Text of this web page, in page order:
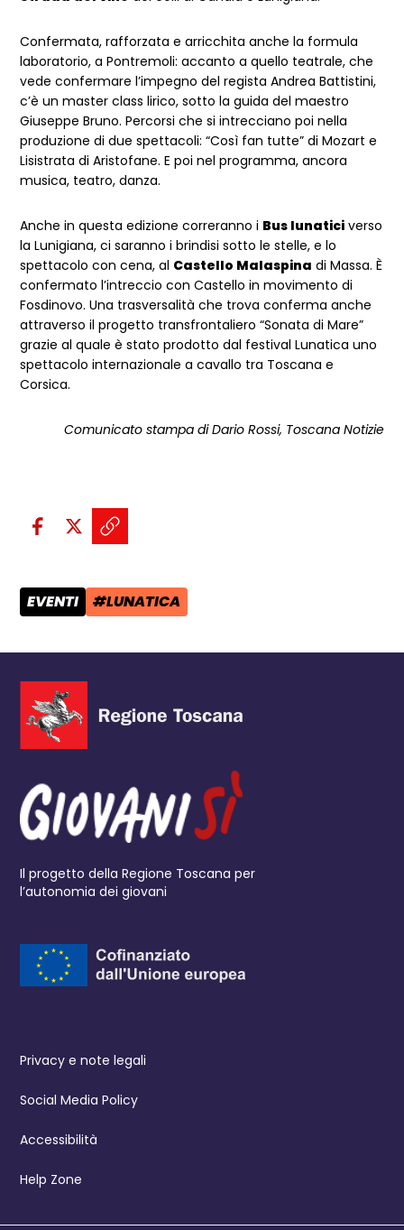
Confermata, rafforzata e arricchita anche la formula
laboratorio, a Pontremoli: accanto a quello teatrale, che
vede confermare l’impegno del regista Andrea Battistini,
c’è un master class lirico, sotto la guida del maestro
Giuseppe Bruno. Percorsi che si intrecciano poi nella
produzione di due spettacoli: “Così fan tutte” di Mozart e
Lisistrata di Aristofane. E poi nel programma, ancora
musica, teatro, danza.
Anche in questa edizione correranno i Bus lunatici verso
la Lunigiana, ci saranno i brindisi sotto le stelle, e lo
spettacolo con cena, al Castello Malaspina di Massa. È
confermato l’intreccio con Castello in movimento di
Fosdinovo. Una trasversalità che trova conferma anche
attraverso il progetto transfrontaliero “Sonata di Mare”
grazie al quale è stato prodotto dal festival Lunatica uno
spettacolo internazionale a cavallo tra Toscana e
Corsica.
Comunicato stampa di Dario Rossi, Toscana Notizie
Condividi sui social:
Condividi su Facebook - apre
Condividi su X - apre una
Copia il link e condividi -
CATEGORIA POST:
EVENTI TAG:
#LUNATICA
Il progetto della Regione Toscana per
l’autonomia dei giovani
Privacy e note legali
Social Media Policy
Accessibilità
Help Zone